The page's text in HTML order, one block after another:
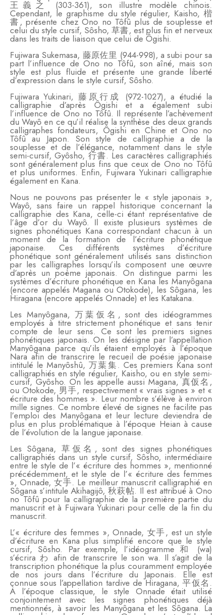
王義之 (303-361), son illustre modèle chinois.
Cependant, le graphisme du style régulier, Kaisho, 楷
書, présente chez Ono no Tôfû plus de souplesse et
celui du style cursif, Sôsho, 草書, est plus fin et nerveux
dans les traits de liaison que celui de Ôgishi.
Fujiwara Sukemasa, 藤原佐里 (944-998), a subi pour sa
part l’influence de Ono no Tôfû, son aîné, mais son
style est plus fluide et présente une grande liberté
d’expression dans le style cursif, Sôsho.
Fujiwara Yukinari, 藤原行成 (972-1027), a étudié la
calligraphie d’après Ôgishi et a également subi
l’influence de Ono no Tôfû. Il représente l’achèvement
du Wayô en ce qu’il réalise la synthèse des deux grands
calligraphes fondateurs, Ôgishi en Chine et Ono no
Tôfû au Japon. Son style de calligraphie a de la
souplesse et de l’élégance, notamment dans le style
semi-cursif, Gyôsho, 行書. Les caractères calligraphiés
sont généralement plus fins que ceux de Ono no Tôfû
et plus uniformes. Enfin, Fujiwara Yukinari calligraphie
également en Kana.
Nous ne pouvons pas présenter le « style japonais »,
Wayô, sans faire un rappel historique concernant la
calligraphie des Kana, celle-ci étant représentative de
l’âge d’or du Wayô. Il existe plusieurs systèmes de
signes phonétiques Kana correspondant chacun à un
moment de la formation de l’écriture phonétique
japonaise. Ces différents systèmes d’écriture
phonétique sont généralement utilisés sans distinction
par les calligraphes lorsqu’ils composent une œuvre
d’après un poème japonais. On distingue parmi les
systèmes d’écriture phonétique en Kana les Manyôgana
(encore appelés Magana ou Otokode), les Sôgana, les
Hiragana (encore appelés Onnade) et les Katakana.
Les Manyôgana, 万葉仮名, sont des idéogrammes
employés à titre strictement phonétique et sans tenir
compte de leur sens. Ce sont les premiers signes
phonétiques japonais. On les désigne par l’appellation
Manyôgana parce qu’ils étaient employés à l’époque
Nara afin de transcrire le recueil de poésie japonaise
intitulé le Manyôshû, 万葉集. Ces premiers Kana sont
calligraphiés en style régulier, Kaisho, ou en style semi-
cursif, Gyôsho. On les appelle aussi Magana, 真仮名,
ou Otokode, 男手, respectivement « vrais signes » et «
écriture des hommes ». Leur nombre s’élève à environ
mille signes. Ce nombre élevé de signes ne facilite pas
l’emploi des Manyôgana et leur lecture deviendra de
plus en plus problématique à l’époque Heian à cause
de l’évolution de la langue japonaise.
Les Sôgana, 草仮名, sont des signes phonétiques
calligraphiés dans un style cursif, Sôsho, intermédiaire
entre le style de l’« écriture des hommes », mentionné
précédemment, et le style de l’« écriture des femmes
», Onnade, 女手. Le meilleur manuscrit calligraphié en
Sôgana s’intitule Akihagijô, 秋萩帖. Il est attribué à Ono
no Tôfû pour la calligraphie de la première partie du
manuscrit et à Fujiwara Yukinari pour celle de la fin du
manuscrit.
L’« écriture des femmes », Onnade, 女手, est un style
d’écriture en Kana plus simplifié encore que le style
cursif, Sôsho. Par exemple, l’idéogramme 和 (wa)
s’écrira わ afin de transcrire le son wa. Il s’agit de la
transcription phonétique la plus couramment employée
de nos jours dans l’écriture du Japonais. Elle est
connue sous l’appellation tardive de Hiragana, 平仮名.
À l’époque classique, le style Onnade était utilisé
conjointement avec les signes phonétiques déjà
mentionnés, à savoir les Manyôgana et les Sôgana. La